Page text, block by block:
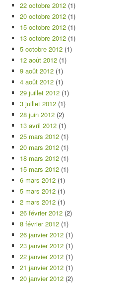
22 octobre 2012 (1)
20 octobre 2012 (1)
15 octobre 2012 (1)
13 octobre 2012 (1)
5 octobre 2012 (1)
12 août 2012 (1)
9 août 2012 (1)
4 août 2012 (1)
29 juillet 2012 (1)
3 juillet 2012 (1)
28 juin 2012 (2)
13 avril 2012 (1)
25 mars 2012 (1)
20 mars 2012 (1)
18 mars 2012 (1)
15 mars 2012 (1)
6 mars 2012 (1)
5 mars 2012 (1)
2 mars 2012 (1)
26 février 2012 (2)
8 février 2012 (1)
26 janvier 2012 (1)
23 janvier 2012 (1)
22 janvier 2012 (1)
21 janvier 2012 (1)
20 janvier 2012 (2)